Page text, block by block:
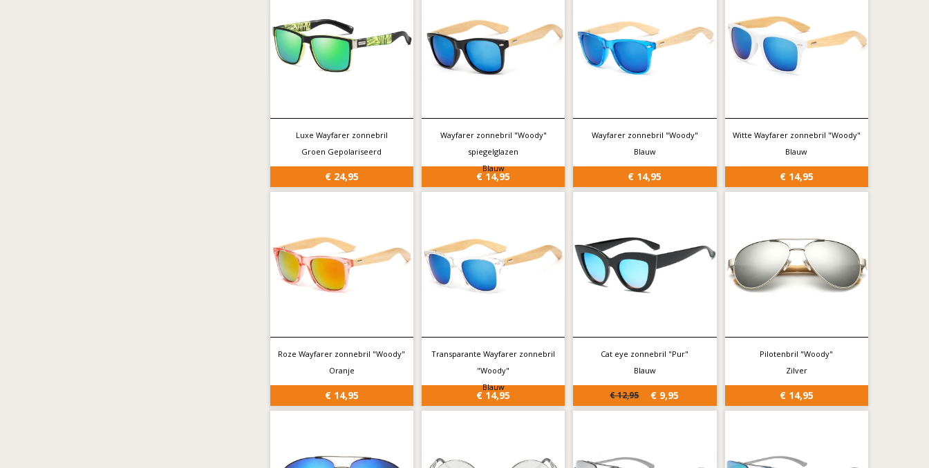
Luxe Wayfarer zonnebril
Groen Gepolariseerd
€ 24,95
Wayfarer zonnebril "Woody"
spiegelglazen
Blauw
€ 14,95
Wayfarer zonnebril "Woody"
Blauw
€ 14,95
Witte Wayfarer zonnebril "Woody"
Blauw
€ 14,95
Roze Wayfarer zonnebril "Woody"
Oranje
€ 14,95
Transparante Wayfarer zonnebril
"Woody"
Blauw
€ 14,95
Cat eye zonnebril "Pur"
Blauw
€ 12,95 € 9,95
Pilotenbril "Woody"
Zilver
€ 14,95